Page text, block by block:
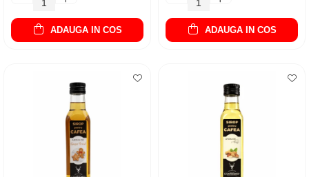
ADAUGA IN COS ADAUGA IN COS